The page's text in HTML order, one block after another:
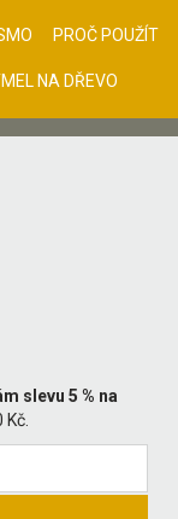
PROČ POUŽÍT
NA DŘEVO
slevu 5 % na